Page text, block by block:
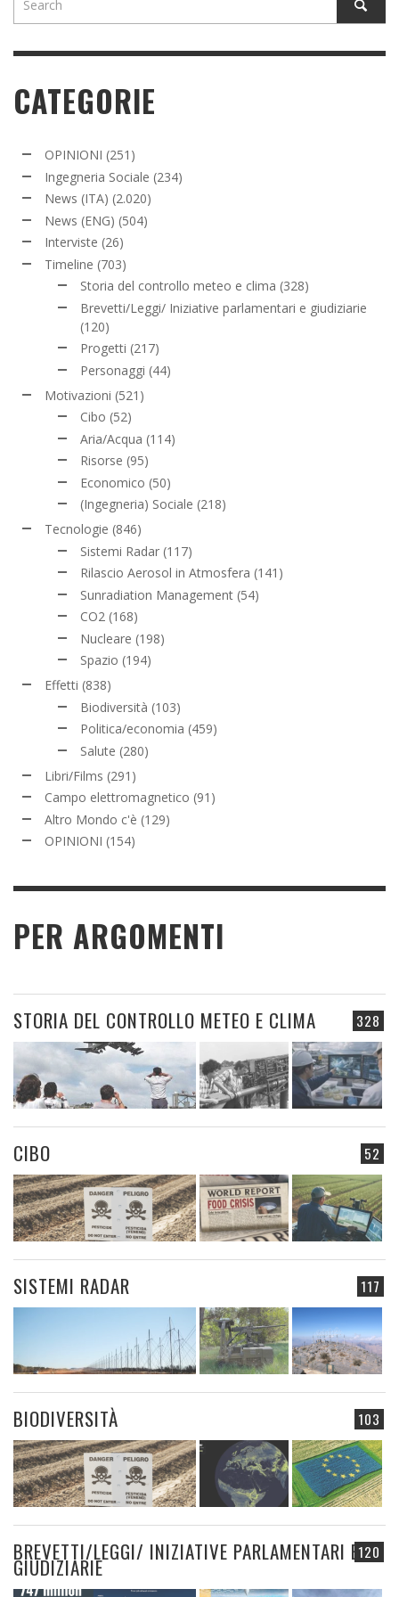
CATEGORIE
OPINIONI (251)
Ingegneria Sociale (234)
News (ITA) (2.020)
News (ENG) (504)
Interviste (26)
Timeline (703)
Storia del controllo meteo e clima (328)
Brevetti/Leggi/ Iniziative parlamentari e giudiziarie
(120)
Progetti (217)
Personaggi (44)
Motivazioni (521)
Cibo (52)
Aria/Acqua (114)
Risorse (95)
Economico (50)
(Ingegneria) Sociale (218)
Tecnologie (846)
Sistemi Radar (117)
Rilascio Aerosol in Atmosfera (141)
Sunradiation Management (54)
CO2 (168)
Nucleare (198)
Spazio (194)
Effetti (838)
Biodiversità (103)
Politica/economia (459)
Salute (280)
Libri/Films (291)
Campo elettromagnetico (91)
Altro Mondo c'è (129)
OPINIONI (154)
PER ARGOMENTI
328
STORIA DEL CONTROLLO METEO E CLIMA
52
CIBO
117
SISTEMI RADAR
103
BIODIVERSITÀ
120
BREVETTI/LEGGI/ INIZIATIVE PARLAMENTARI E
GIUDIZIARIE